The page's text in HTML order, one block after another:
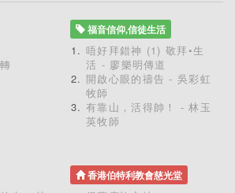
福音信仰,信徒生活
唔好拜錯神 (1) 敬拜•生
活 - 廖樂明傳道
開啟心眼的禱告 - 吳彩虹
牧師
有靠山，活得帥！ - 林玉
英牧師
香港伯特利教會慈光堂